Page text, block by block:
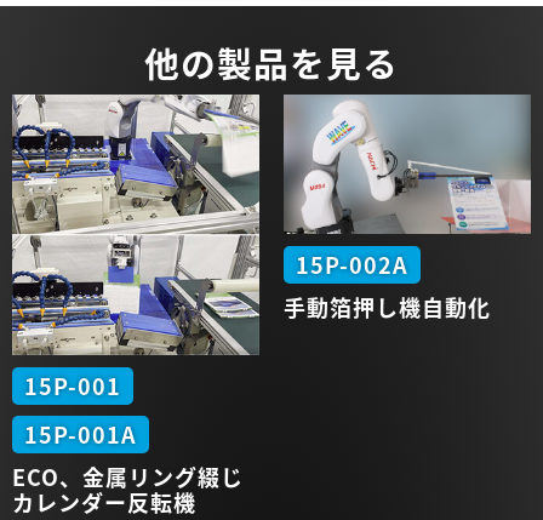
他の製品を見る
15P-001
15P-001A
ECO、金属リング綴じ
カレンダー反転機
15P-002A
手動箔押し機自動化